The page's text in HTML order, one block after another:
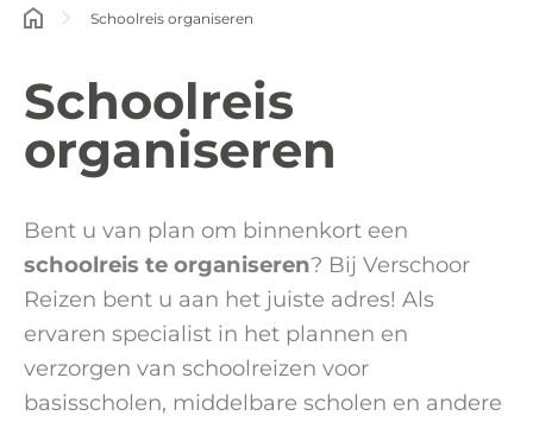
Schoolreis organiseren
Schoolreis
organiseren
Bent u van plan om binnenkort een
schoolreis te organiseren? Bij Verschoor
Reizen bent u aan het juiste adres! Als
ervaren specialist in het plannen en
verzorgen van schoolreizen voor
basisscholen, middelbare scholen en andere